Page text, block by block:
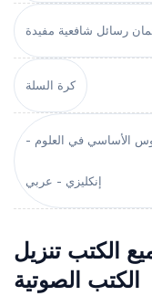
رسائل شافعية مفيدة
كرة السلة
الأساسي في العلوم -
إنكليزي - عربي
الكتب تنزيل
الكتب الصوتية